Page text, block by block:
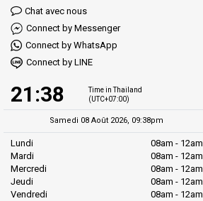
Chat avec nous
Connect by Messenger
Connect by WhatsApp
Connect by LINE
21:38
Time in Thailand
(UTC+07:00)
Samedi 08 Août 2026, 09:38pm
Lundi
08am - 12am
Mardi
08am - 12am
Mercredi
08am - 12am
Jeudi
08am - 12am
Vendredi
08am - 12am